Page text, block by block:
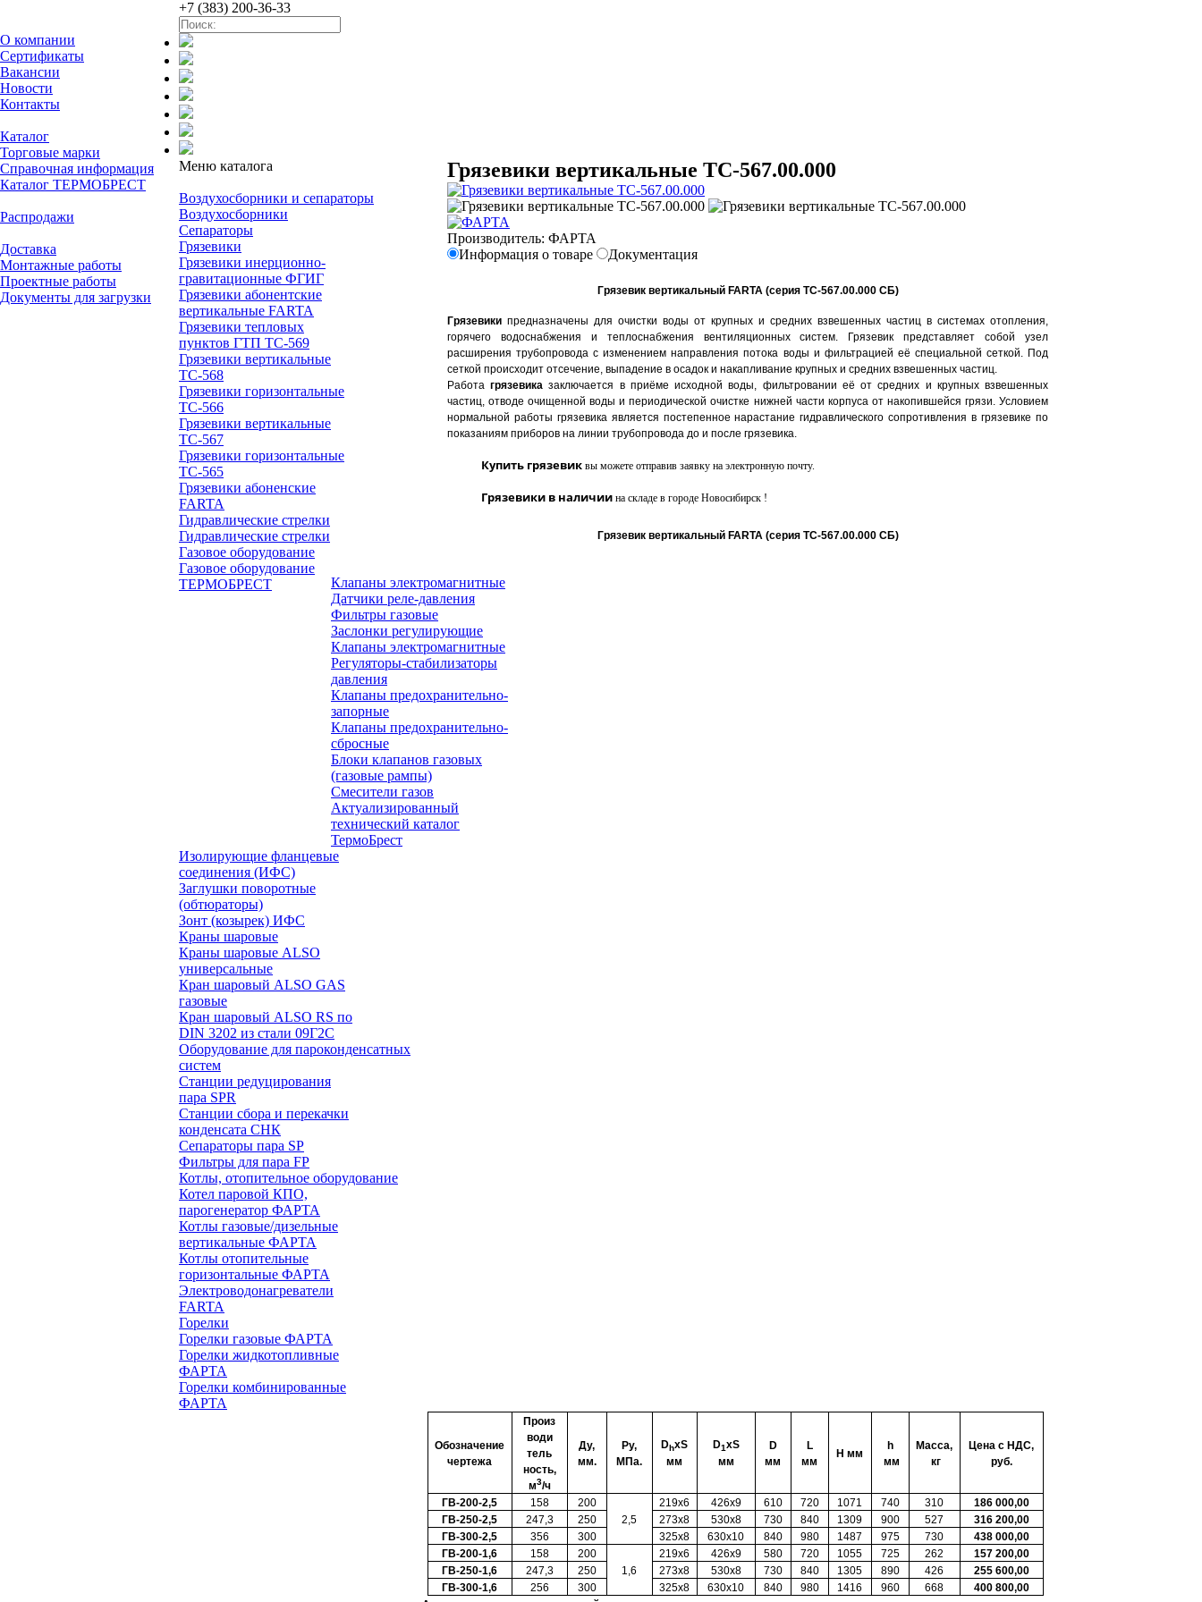
О компании
Сертификаты
Вакансии
Новости
Контакты
Каталог
Торговые марки
Справочная информация
Каталог ТЕРМОБРЕСТ
Распродажи
Доставка
Монтажные работы
Проектные работы
Документы для загрузки
+7 (383) 200-36-33
Меню каталога
Воздухосборники и сепараторы
Воздухосборники
Сепараторы
Грязевики
Грязевики инерционно-
гравитационные ФГИГ
Грязевики абонентские
вертикальные FARTA
Грязевики тепловых
пунктов ГТП ТС-569
Грязевики вертикальные
ТС-568
Грязевики горизонтальные
ТС-566
Грязевики вертикальные
ТС-567
Грязевики горизонтальные
ТС-565
Грязевики абоненские
FARTA
Гидравлические стрелки
Гидравлические стрелки
Газовое оборудование
Газовое оборудование
ТЕРМОБРЕСТ
Клапаны электромагнитные
Датчики реле-давления
Фильтры газовые
Заслонки регулирующие
Клапаны электромагнитные
Регуляторы-стабилизаторы
давления
Клапаны предохранительно-
запорные
Клапаны предохранительно-
сбросные
Блоки клапанов газовых
(газовые рампы)
Смесители газов
Актуализированный
технический каталог
ТермоБрест
Изолирующие фланцевые
соединения (ИФС)
Заглушки поворотные
(обтюраторы)
Зонт (козырек) ИФС
Краны шаровые
Краны шаровые ALSO
универсальные
Кран шаровый ALSO GAS
газовые
Кран шаровый ALSO RS по
DIN 3202 из стали 09Г2С
Оборудование для пароконденсатных
систем
Станции редуцирования
пара SPR
Станции сбора и перекачки
конденсата СНК
Сепараторы пара SP
Фильтры для пара FP
Котлы, отопительное оборудование
Котел паровой КПО,
парогенератор ФАРТА
Котлы газовые/дизельные
вертикальные ФАРТА
Котлы отопительные
горизонтальные ФАРТА
Электроводонагреватели
FARTA
Горелки
Горелки газовые ФАРТА
Горелки жидкотопливные
ФАРТА
Горелки комбинированные
ФАРТА
Грязевики вертикальные ТС-567.00.000
Производитель: ФАРТА
Информация о товаре
Документация
Грязевик вертикальный FARTA (серия ТС-567.00.000 СБ)
Грязевики предназначены для очистки воды от крупных и средних взвешенных частиц в системах отопления,
горячего водоснабжения и теплоснабжения вентиляционных систем. Грязевик представляет собой узел
расширения трубопровода с изменением направления потока воды и фильтрацией её специальной сеткой. Под
сеткой происходит отсечение, выпадение в осадок и накапливание крупных и средних взвешенных частиц.
Работагрязевика заключается в приёме исходной воды, фильтровании её от средних и крупных взвешенных
частиц, отводе очищенной воды и периодической очистке нижней части корпуса от накопившейся грязи. Условием
нормальной работы грязевика является постепенное нарастание гидравлического сопротивления в грязевике по
показаниям приборов на линии трубопровода до и после грязевика.
Купить грязевиквы можете отправив заявку на электронную почту.
Грязевики в наличиина складе в городе Новосибирск !
Грязевик вертикальный FARTA (серия ТС-567.00.000 СБ)
Обозначение
чертежа
Произ
води
тель
ность,
м3/ч
Ду,
мм.
Ру,
МПа.
DhxS
мм
D1хS
мм
D
мм
L
мм
Н мм
h
мм
Масса,
кг
Цена с НДС,
руб.
ГВ-200-2,5 158
200
2,5
219х6 426х9 610 720 1071 740 310 186 000,00
ГВ-250-2,5 247,3 250 273х8 530х8 730 840 1309 900 527
316 200,00
ГВ-300-2,5 356 300 325х8 630х10 840 980 1487 975 730 438 000,00
ГВ-200-1,6 158
200
1,6
219х6 426х9 580 720 1055 725 262
157 200,00
ГВ-250-1,6 247,3 250 273х8 530х8 730 840 1305 890 426
255 600,00
ГВ-300-1,6 256 300 325х8 630х10 840 980 1416 960 668
400 800,00